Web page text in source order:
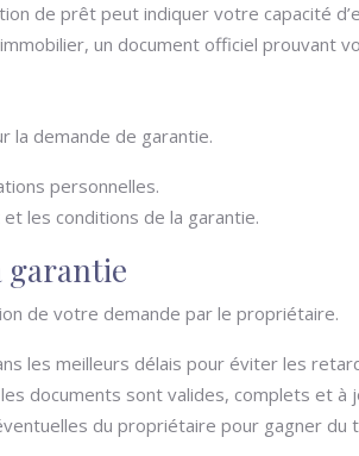
de prêt peut indiquer votre capacité
un document officiel
la demande de garantie.
personnelles.
les conditions de la garantie.
garantie
de votre demande par le propriétaire.
les meilleurs délais pour éviter les
documents sont valides, complets et à
du propriétaire pour gagner du